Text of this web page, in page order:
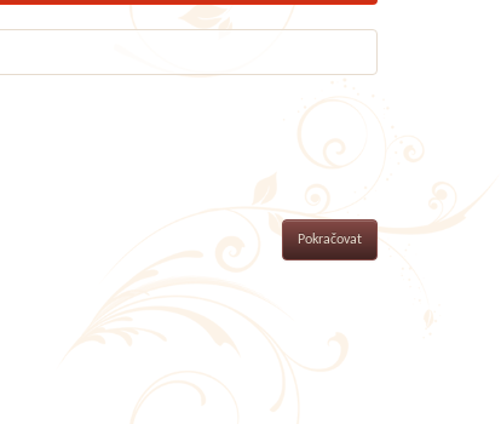
Pokračovat